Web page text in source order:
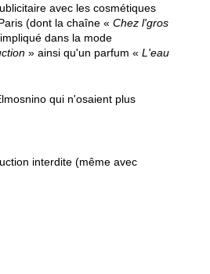
avec les cosmétiques
(dont la chaîne « Chez l'gros
dans la mode
» ainsi qu'un parfum « L'eau
qui n'osaient plus
interdite (même avec